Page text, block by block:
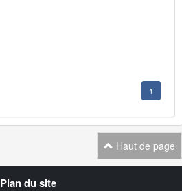
1
Haut de page
Plan du site